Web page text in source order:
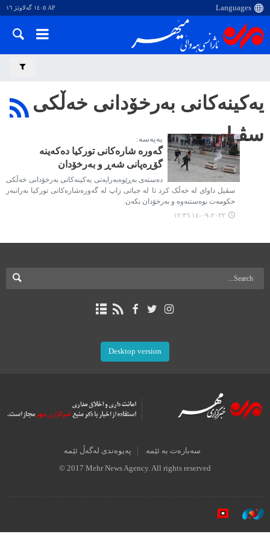
AP ١٤٠٥ گەلاوێژ ١٦
یەکینەکانی بەرخۆدانی خەڵکی
سڤیل
یەپەسە:
گەورە شارەکانی تورکیا دەکەینە
گۆڕەپانی شەڕ و بەرخۆدان
دەستەی بەڕێوەبەرایەتی یەکینەکانی بەرخۆدانی خەڵکی
سڤیل داوای لە خەڵک کرد تا لە جیاتی زاپ لە گەورەشارەکانی تورکیا بەرانبەر
حکومەت بوەستنەوە و بەرخۆدان بکەن.
٢٠٢٢-٠٩-١٤ ١٢:٣٦
Desktop version
سەبارەت بە ئێمە پەیوەندی لەگەڵ ئێمە
© 2017 Mehr News Agency. All rights reserved